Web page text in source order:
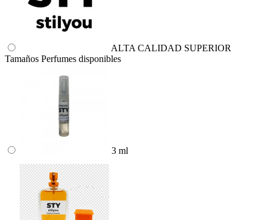
ALTA CALIDAD SUPERIOR
Tamaños Perfumes disponibles
3 ml